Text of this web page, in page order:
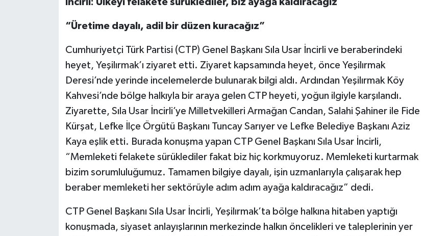
“Üretime dayalı, adil bir düzen kuracağız”
Cumhuriyetçi Türk Partisi (CTP) Genel Başkanı Sıla Usar İncirli ve beraberindeki
heyet, Yeşilırmak’ı ziyaret etti. Ziyaret kapsamında heyet, önce Yeşilırmak
Deresi’nde yerinde incelemelerde bulunarak bilgi aldı. Ardından Yeşilırmak Köy
Kahvesi’nde bölge halkıyla bir araya gelen CTP heyeti, yoğun ilgiyle karşılandı.
Ziyarette, Sıla Usar İncirli’ye Milletvekilleri Armağan Candan, Salahi Şahiner ile Fide
Kürşat, Lefke İlçe Örgütü Başkanı Tuncay Sarıyer ve Lefke Belediye Başkanı Aziz
Kaya eşlik etti. Burada konuşma yapan CTP Genel Başkanı Sıla Usar İncirli,
“Memleketi felakete sürüklediler fakat biz hiç korkmuyoruz. Memleketi kurtarmak
bizim sorumluluğumuz. Tamamen bilgiye dayalı, işin uzmanlarıyla çalışarak hep
beraber memleketi her sektörüyle adım adım ayağa kaldıracağız” dedi.
CTP Genel Başkanı Sıla Usar İncirli, Yeşilırmak’ta bölge halkına hitaben yaptığı
konuşmada, siyaset anlayışlarının merkezinde halkın öncelikleri ve taleplerinin yer